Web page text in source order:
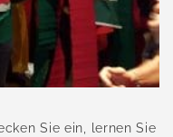
Sie ein, lernen Sie